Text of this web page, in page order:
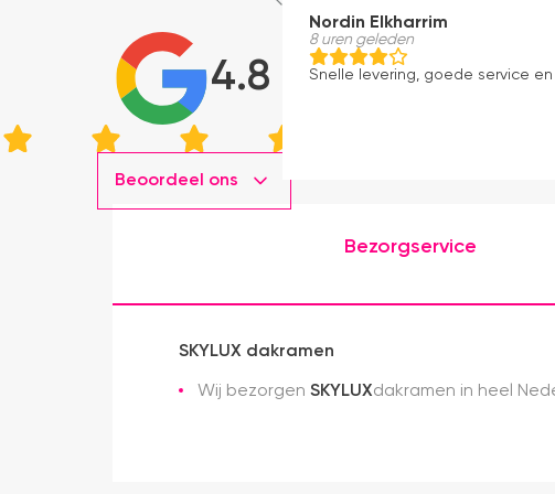
4.8
Beoordeel ons
Nordin Elkharrim
8 uren geleden
Snelle levering, goede service
Bezorgservice
SKYLUX dakramen
Wij bezorgen SKYLUXdakramen in heel